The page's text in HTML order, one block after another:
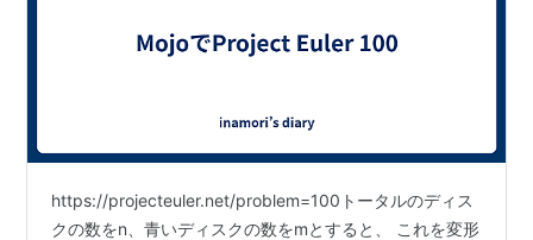
https://projecteuler.net/problem=100トータルのディス
クの数をn、青いディスクの数をmとすると、 これを変形